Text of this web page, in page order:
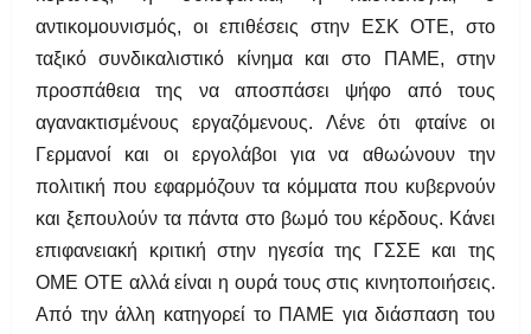
αντικομουνισμός, οι επιθέσεις στην ΕΣΚ ΟΤΕ, στο
ταξικό συνδικαλιστικό κίνημα και στο ΠΑΜΕ, στην
προσπάθεια της να αποσπάσει ψήφο από τους
αγανακτισμένους εργαζόμενους. Λένε ότι φταίνε οι
Γερμανοί και οι εργολάβοι για να αθωώνουν την
πολιτική που εφαρμόζουν τα κόμματα που κυβερνούν
και ξεπουλούν τα πάντα στο βωμό του κέρδους. Κάνει
επιφανειακή κριτική στην ηγεσία της ΓΣΣΕ και της
ΟΜΕ ΟΤΕ αλλά είναι η ουρά τους στις κινητοποιήσεις.
Από την άλλη κατηγορεί το ΠΑΜΕ για διάσπαση του